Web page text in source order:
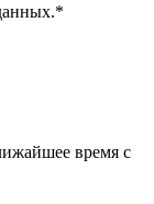
*
время с